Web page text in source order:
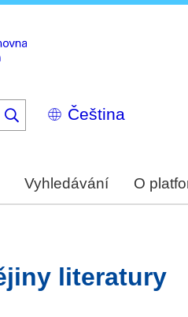
Select
your
Vyhledávání O
literatury